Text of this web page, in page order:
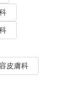
皮膚科